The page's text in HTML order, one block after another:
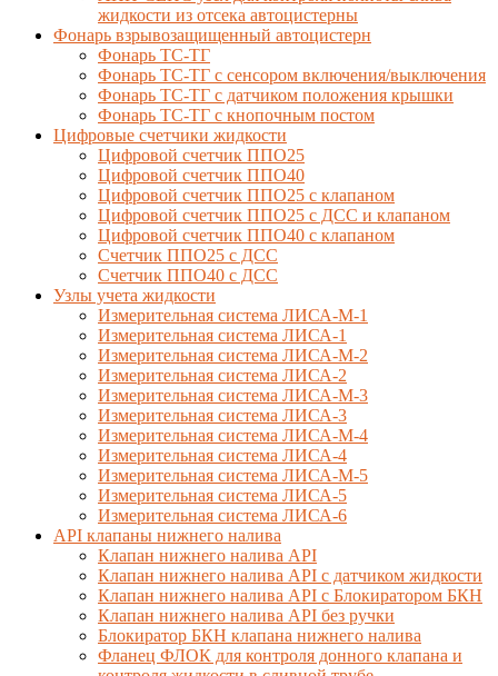
жидкости из отсека автоцистерны
Фонарь взрывозащищенный автоцистерн
Фонарь ТС-ТГ
Фонарь ТС-ТГ с сенсором включения/выключения
Фонарь ТС-ТГ с датчиком положения крышки
Фонарь ТС-ТГ с кнопочным постом
Цифровые счетчики жидкости
Цифровой счетчик ППО25
Цифровой счетчик ППО40
Цифровой счетчик ППО25 с клапаном
Цифровой счетчик ППО25 с ДСС и клапаном
Цифровой счетчик ППО40 с клапаном
Счетчик ППО25 с ДСС
Счетчик ППО40 с ДСС
Узлы учета жидкости
Измерительная система ЛИСА-М-1
Измерительная система ЛИСА-1
Измерительная система ЛИСА-М-2
Измерительная система ЛИСА-2
Измерительная система ЛИСА-М-3
Измерительная система ЛИСА-3
Измерительная система ЛИСА-М-4
Измерительная система ЛИСА-4
Измерительная система ЛИСА-М-5
Измерительная система ЛИСА-5
Измерительная система ЛИСА-6
API клапаны нижнего налива
Клапан нижнего налива API
Клапан нижнего налива API с датчиком жидкости
Клапан нижнего налива API с Блокиратором БКН
Клапан нижнего налива API без ручки
Блокиратор БКН клапана нижнего налива
Фланец ФЛОК для контроля донного клапана и